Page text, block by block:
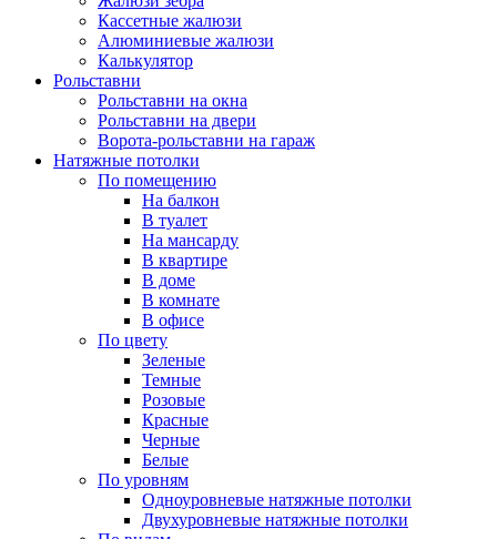
Кассетные жалюзи
Алюминиевые жалюзи
Калькулятор
Рольставни
Рольставни на окна
Рольставни на двери
Ворота-рольставни на гараж
Натяжные потолки
По помещению
На балкон
В туалет
На мансарду
В квартире
В доме
В комнате
В офисе
По цвету
Зеленые
Темные
Розовые
Красные
Черные
Белые
По уровням
Одноуровневые натяжные потолки
Двухуровневые натяжные потолки